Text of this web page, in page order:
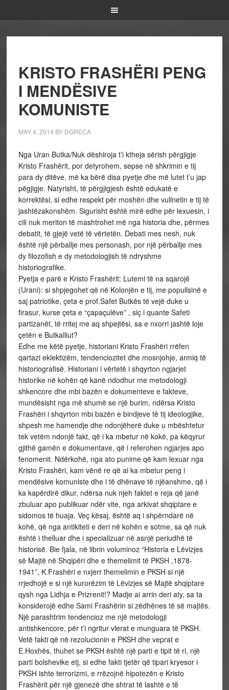
KRISTO FRASHËRI PENG
I MENDËSIVE
KOMUNISTE
MAY 4, 2014 BY DGRECA
Nga Uran Butka/Nuk dëshiroja t’i ktheja sërish përgjigje
Kristo Frashërit, por detyrohem, sepse në shkrimin e tij
para dy ditëve, më ka bërë disa pyetje dhe më lutet t’u jap
pëgjigje. Natyrisht, të përgjigjesh është edukatë e
korrektësi, si edhe respekt për moshën dhe vullnetin e tij të
jashtëzakonshëm. Sigurisht është mirë edhe për lexuesin, i
cili nuk meriton të mashtrohet më nga historia dhe, përmes
debatit, të gjejë vetë të vërtetën. Debati mes nesh, nuk
është një përballje mes personash, por një përballje mes
dy filozofish e dy metodologjish të ndryshme
historiografike.
Pyetja e parë e Kristo Frashërit: Lutemi të na sqarojë
(Urani): si shpjegohet që në Kolonjën e tij, me popullsinë e
saj patriotike, çeta e prof.Safet Butkës të vejë duke u
firasur, kurse çeta e “çapaçulëve” , siç i quante Safeti
partizanët, të rritej me aq shpejtësi, sa e nxorri jashtë loje
çetën e Butkalliut?
Edhe me këtë pyetje, historiani Kristo Frashëri rrëfen
qartazi eklektizëm, tendenciozitet dhe mosnjohje, armiq të
historiografisë. Historiani i vërtetë i shqyrton ngjarjet
historike në kohën që kanë ndodhur me metodologji
shkencore dhe mbi bazën e dokumenteve e fakteve,
mundësisht nga më shumë se një burim, ndërsa Kristo
Frashëri i shqyrton mbi bazën e bindjeve të tij ideologjike,
shpesh me hamendje dhe ndonjëherë duke u mbështetur
tek vetëm ndonjë fakt, që i ka mbetur në kokë, pa këqyrur
gjithë gamën e dokumentave, që i referohen ngjarjes apo
fenomenit. Ndërkohë, nga ato punime që kam lexuar nga
Kristo Frashëri, kam vënë re që ai ka mbetur peng i
mendësive komuniste dhe i të dhënave të njëanshme, që i
ka kapërdirë dikur, ndërsa nuk njeh faktet e reja që janë
zbuluar apo publikuar ndër vite, nga arkivat shqiptare e
sidomos të huaja. Veç kësaj, është aq i shpërndarë në
kohë, që nga antikiteti e deri në kohën e sotme, sa që nuk
është i thelluar dhe i specializuar në asnjë periudhë të
historisë. Bie fjala, në librin voluminoz “Historia e Lëvizjes
së Majtë në Shqipëri dhe e themelimit të PKSH ,1878-
1941”, K.Frashëri e nxjerr themelimin e PKSH si një
rrjedhojë e si një kurorëzim të Lëvizjes së Majtë shqiptare
qysh nga Lidhja e Prizrenit!? Madje ai arrin deri aty, sa ta
konsiderojë edhe Sami Frashërin si zëdhënes të së majtës.
Një parashtrim tendencioz me një metodologji
antishkencore, për t’i ngritur vlerat e munguara të PKSH.
Vetë fakti që në rezolucionin e PKSH dhe veprat e
E.Hoxhës, thuhet se PKSH është një parti e tipit të ri, një
parti bolshevike etj, si edhe fakti tjetër që tipari kryesor i
PKSH ishte terrorizmi, e rrëzojnë hipotezën e Kristo
Frashërit për një gjenezë dhe shtrat të lashtë e të